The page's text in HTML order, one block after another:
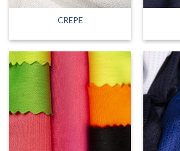
CREPE